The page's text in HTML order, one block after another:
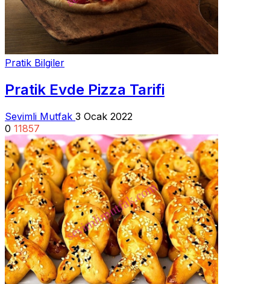
Pratik Bilgiler
Pratik Evde Pizza Tarifi
Sevimli Mutfak 3 Ocak 2022
0 11857